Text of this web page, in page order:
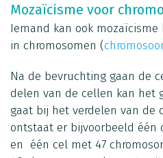
Mozaïcisme voor
Iemand kan ook
in chromosomen (
Na de bevruchting gaan de
delen van de cellen kan het
gaat bij het verdelen van de
ontstaat er bijvoorbeeld één
en één cel met 47